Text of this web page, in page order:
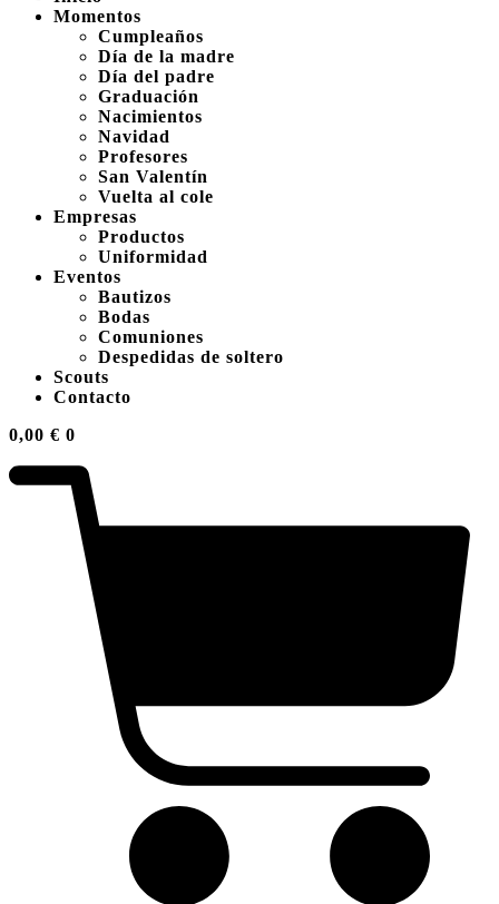
Momentos
Cumpleaños
Día de la madre
Día del padre
Graduación
Nacimientos
Navidad
Profesores
San Valentín
Vuelta al cole
Empresas
Productos
Uniformidad
Eventos
Bautizos
Bodas
Comuniones
Despedidas de soltero
Scouts
Contacto
0,00 € 0